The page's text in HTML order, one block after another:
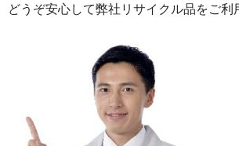
どうぞ安心して弊社リサイクル品をご利